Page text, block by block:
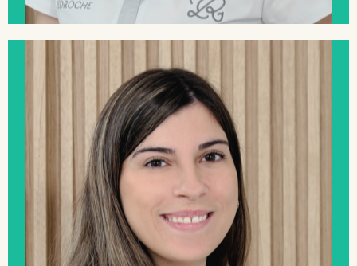
FORMACIÓN
Grado Superior en Higiene Bucodental Auxiliar de
enfermería
Especializada en atención con personas con
discapacidad